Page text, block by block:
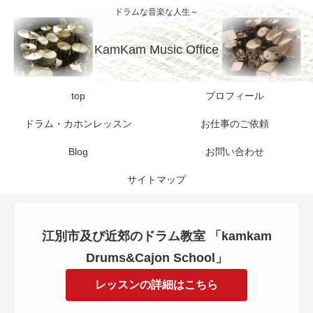
ドラムな音楽な人生～
KamKam Music Office
top プロフィール
ドラム・カホンレッスン お仕事のご依頼
Blog お問い合わせ
サイトマップ
江別市及び近郊のドラム教室 「kamkam
Drums&Cajon School」
レッスンの詳細はこちら